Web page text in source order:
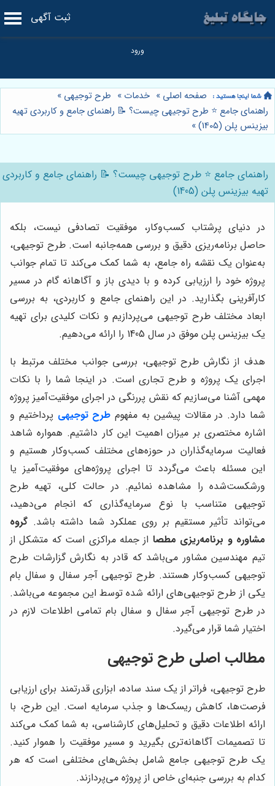
ثبت آگهی
صفحه اصلی » خدمات » طرح توجیهی »
راهنمای جامع ⭐️ طرح توجیهی چیست؟ 📝 راهنمای جامع و کاربردی تهیه
بیزینس پلن (1405)
»
راهنمای جامع ⭐️ طرح توجیهی چیست؟ 📝 راهنمای جامع و کاربردی
تهیه بیزینس پلن (1405)
در دنیای پرشتاب کسب‌وکار، موفقیت تصادفی نیست، بلکه
حاصل برنامه‌ریزی دقیق و بررسی همه‌جانبه است. طرح توجیهی،
به‌عنوان یک نقشه راه جامع، به شما کمک می‌کند تا تمام جوانب
پروژه خود را ارزیابی کرده و با دیدی باز و آگاهانه گام در مسیر
کارآفرینی بگذارید. در این راهنمای جامع و کاربردی، به بررسی
ابعاد مختلف طرح توجیهی می‌پردازیم و نکات کلیدی برای تهیه
یک بیزینس پلن موفق در سال 1405 را ارائه می‌دهیم.
هدف از نگارش طرح توجیهی، بررسی جوانب مختلف مرتبط با
اجرای یک پروژه و طرح تجاری است. در اینجا شما را با نکات
مهمی آشنا می‌سازیم که نقش پررنگی در اجرای موفقیت‌آمیز پروژه
شما دارد. در مقالات پیشین به مفهوم طرح توجیهی پرداختیم و
اشاره مختصری بر میزان اهمیت این کار داشتیم. همواره شاهد
فعالیت سرمایه‌گذاران در حوزه‌های مختلف کسب‌وکار هستیم و
این مسئله باعث می‌گردد تا اجرای پروژه‌های موفقیت‌آمیز یا
ورشکست‌شده را مشاهده نمائیم. در حالت کلی، تهیه طرح
توجیهی متناسب با نوع سرمایه‌گذاری که انجام می‌دهید،
می‌تواند تأثیر مستقیم بر روی عملکرد شما داشته باشد. گروه
مشاوره و برنامه‌ریزی مطصا از جمله مراکزی است که متشکل از
تیم مهندسین مشاور می‌باشد که قادر به نگارش گزارشات طرح
توجیهی کسب‌وکار هستند. طرح توجیهی آجر سفال و سفال بام
یکی از طرح توجیهی‌های ارائه شده توسط این مجموعه می‌باشد.
در طرح توجیهی آجر سفال و سفال بام تمامی اطلاعات لازم در
اختیار شما قرار می‌گیرد.
مطالب اصلی طرح توجیهی
طرح توجیهی، فراتر از یک سند ساده، ابزاری قدرتمند برای ارزیابی
فرصت‌ها، کاهش ریسک‌ها و جذب سرمایه است. این طرح، با
ارائه اطلاعات دقیق و تحلیل‌های کارشناسی، به شما کمک می‌کند
تا تصمیمات آگاهانه‌تری بگیرید و مسیر موفقیت را هموار کنید.
یک طرح توجیهی جامع شامل بخش‌های مختلفی است که هر
کدام به بررسی جنبه‌ای خاص از پروژه می‌پردازند.